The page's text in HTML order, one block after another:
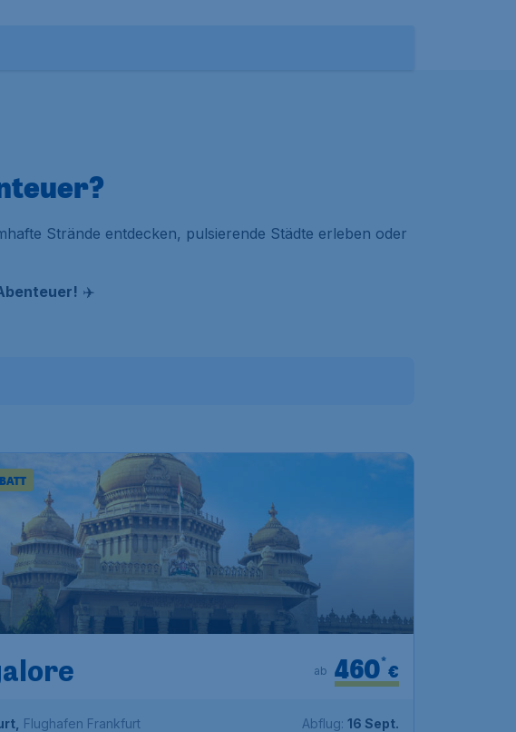
Strände entdecken, pulsierende Städte erleben oder
✈️
€
460*
ab
, Flughafen Frankfurt
Abflug: 16 Sept.